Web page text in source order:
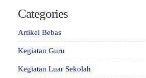
Categories
Artikel Bebas
Kegiatan Guru
Kegiatan Luar Sekolah